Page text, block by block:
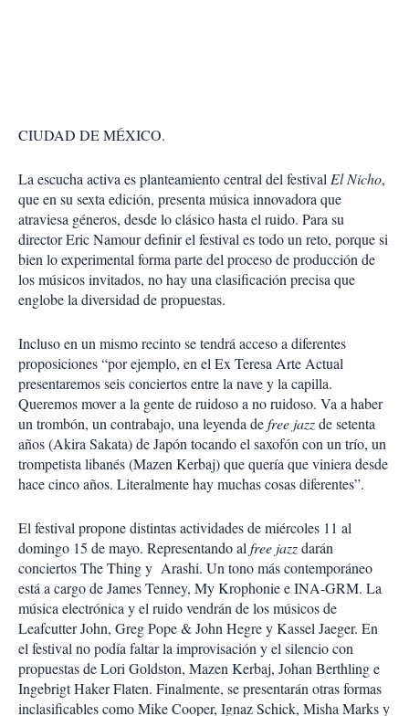
CIUDAD DE MÉXICO.
La escucha activa es planteamiento central del festivalEl Nicho,
que en su sexta edición, presenta música innovadora que
atraviesa géneros, desde lo clásico hasta el ruido. Para su
director Eric Namour definir el festival es todo un reto, porque si
bien lo experimental forma parte del proceso de producción de
los músicos invitados, no hay una clasificación precisa que
englobe la diversidad de propuestas.
Incluso en un mismo recinto se tendrá acceso a diferentes
proposiciones “por ejemplo, en el Ex Teresa Arte Actual
presentaremos seis conciertos entre la nave y la capilla.
Queremos mover a la gente de ruidoso a no ruidoso. Va a haber
un trombón, un contrabajo, una leyenda defree jazzde setenta
años (Akira Sakata) de Japón tocando el saxofón con un trío, un
trompetista libanés (Mazen Kerbaj) que quería que viniera desde
hace cinco años. Literalmente hay muchas cosas diferentes”.
El festival propone distintas actividades de miércoles 11 al
domingo 15 de mayo. Representando alfree jazzdarán
conciertos The Thing y Arashi. Un tono más contemporáneo
está a cargo de James Tenney, My Krophonie e INA-GRM. La
música electrónica y el ruido vendrán de los músicos de
Leafcutter John, Greg Pope & John Hegre y Kassel Jaeger. En
el festival no podía faltar la improvisación y el silencio con
propuestas de Lori Goldston, Mazen Kerbaj, Johan Berthling e
Ingebrigt Haker Flaten. Finalmente, se presentarán otras formas
inclasificables como Mike Cooper, Ignaz Schick, Misha Marks y